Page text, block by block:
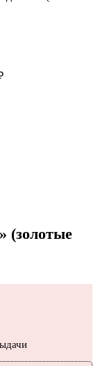
(золотые